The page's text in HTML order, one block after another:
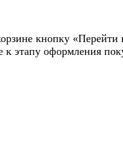
кнопку
к этапу